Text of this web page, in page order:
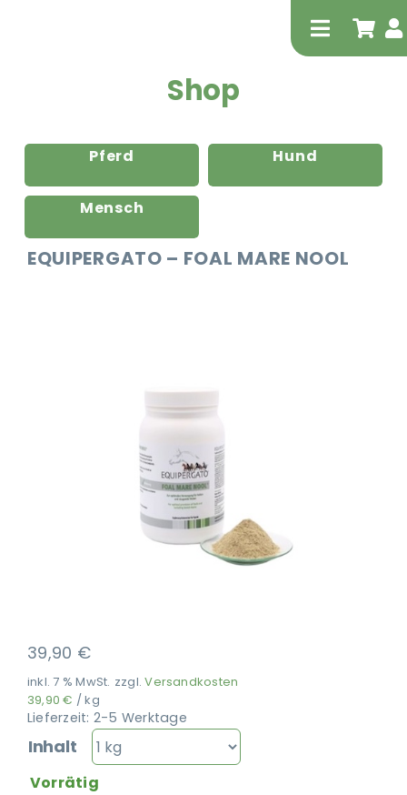
Toggle
Shop
Pferd Hund
Mensch
EQUIPERGATO – FOAL MARE NOOL
39,90 €
inkl. 7 % MwSt. zzgl.Versandkosten
39,90€ /kg
Lieferzeit: 2-5 Werktage
Inhalt
Vorrätig